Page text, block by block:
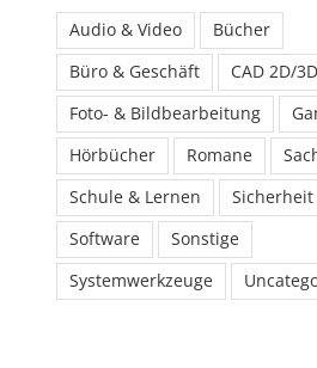
Audio & Video
Bücher
Büro & Geschäft
CAD 2D/3D
Foto- & Bildbearbeitung
Hörbücher
Romane
Schule & Lernen
Sicherheit
Software
Sonstige
Systemwerkzeuge